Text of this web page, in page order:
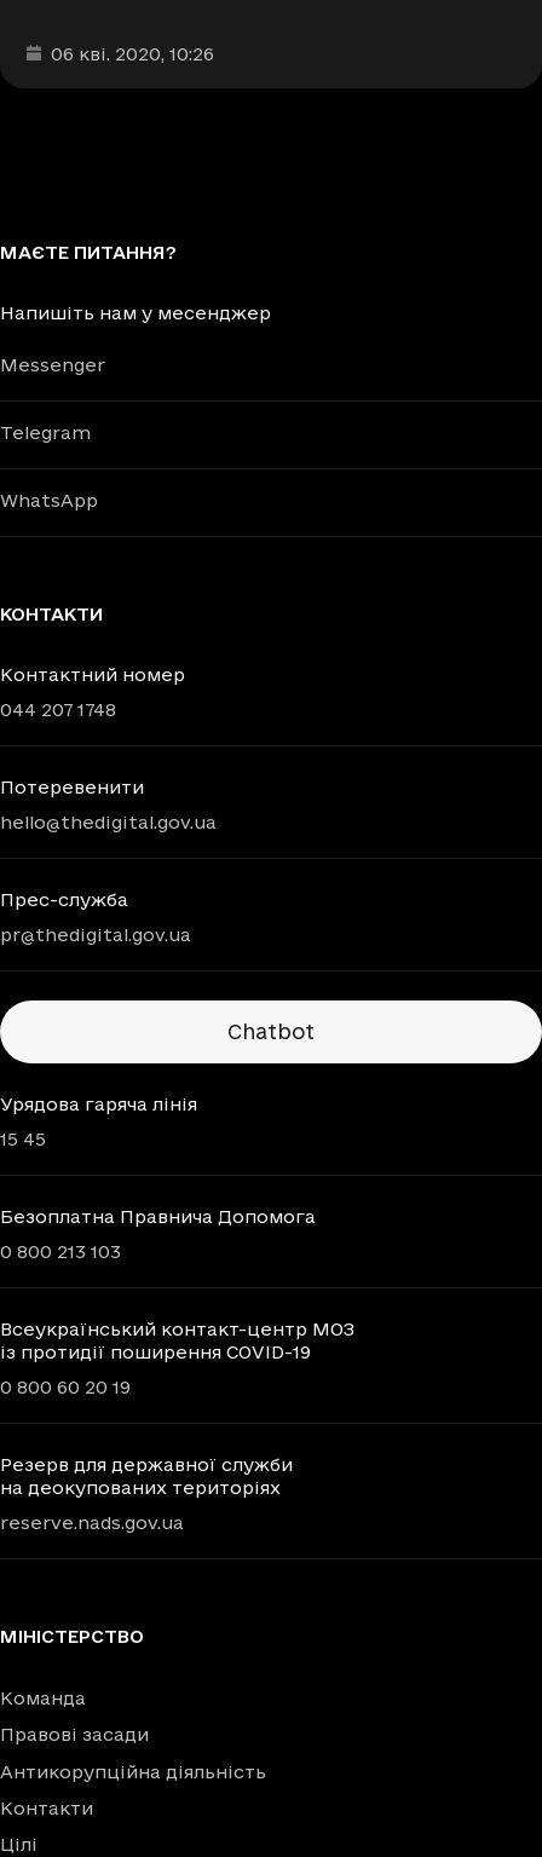
Дата та час публікації
06 кві. 2020, 10:26
МАЄТЕ ПИТАННЯ?
Напишіть нам у месенджер
Messenger
Telegram
WhatsApp
КОНТАКТИ
Контактний номер
044 207 1748
Потеревенити
hello@thedigital.gov.ua
Прес-служба
pr@thedigital.gov.ua
Chatbots
Chatbot
Урядова гаряча лінія
15 45
Безоплатна Правнича Допомога
0 800 213 103
Всеукраїнський контакт-центр МОЗ
із протидії поширення COVID-19
0 800 60 20 19
Резерв для державної служби
на деокупованих територіях
reserve.nads.gov.ua
МІНІСТЕРСТВО
Команда
Правові засади
Антикорупційна діяльність
Контакти
Цілі